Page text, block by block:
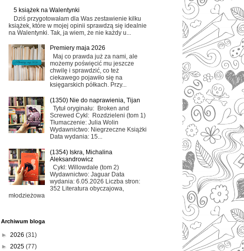
5 książek na Walentynki
Dziś przygotowałam dla Was zestawienie kilku
książek, które w mojej opinii sprawdzą się idealnie
na Walentynki. Tak, ja wiem, że nie każdy u...
Premiery maja 2026
Maj co prawda już za nami, ale
możemy poświęcić mu jeszcze
chwilę i sprawdzić, co też
ciekawego pojawiło się na
księgarskich półkach. Przy...
(1350) Nie do naprawienia, Tijan
Tytuł oryginału: Broken and
Screwed Cykl: Rozdzieleni (tom 1)
Tłumaczenie: Julia Wolin
Wydawnictwo: Niegrzeczne Książki
Data wydania: 15...
(1354) Iskra, Michalina
Aleksandrowicz
Cykl: Willowdale (tom 2)
Wydawnictwo: Jaguar Data
wydania: 6.05.2026 Liczba stron:
352 Literatura obyczajowa,
młodzieżowa
Archiwum bloga
► 2026 (31)
► 2025 (77)